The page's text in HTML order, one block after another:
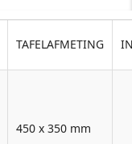
TAFELAFMETING
450 x 350 mm